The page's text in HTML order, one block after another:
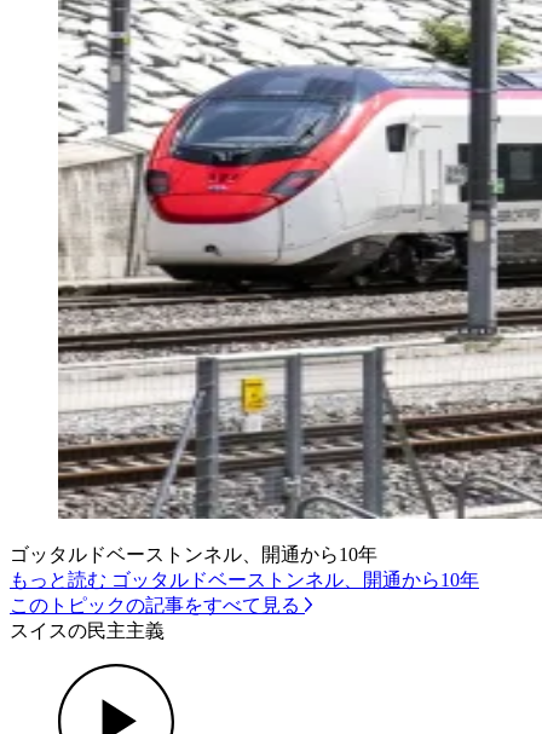
ゴッタルドベーストンネル、開通から10年
もっと読む ゴッタルドベーストンネル、開通から10年
このトピックの記事をすべて見る
スイスの民主主義